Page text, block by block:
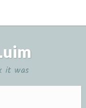
it was